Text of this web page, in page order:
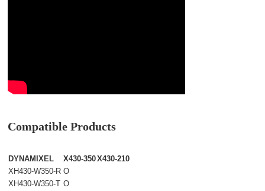
Compatible Products
DYNAMIXEL X430-350X430-210
XH430-W350-R O
XH430-W350-T O